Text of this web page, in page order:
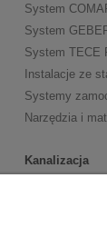
System
System
System TECE
Instalacje ze
Systemy
Narzędzia i
Kanalizacja